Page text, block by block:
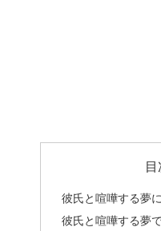
目
彼氏と喧嘩する夢
彼氏と喧嘩する夢